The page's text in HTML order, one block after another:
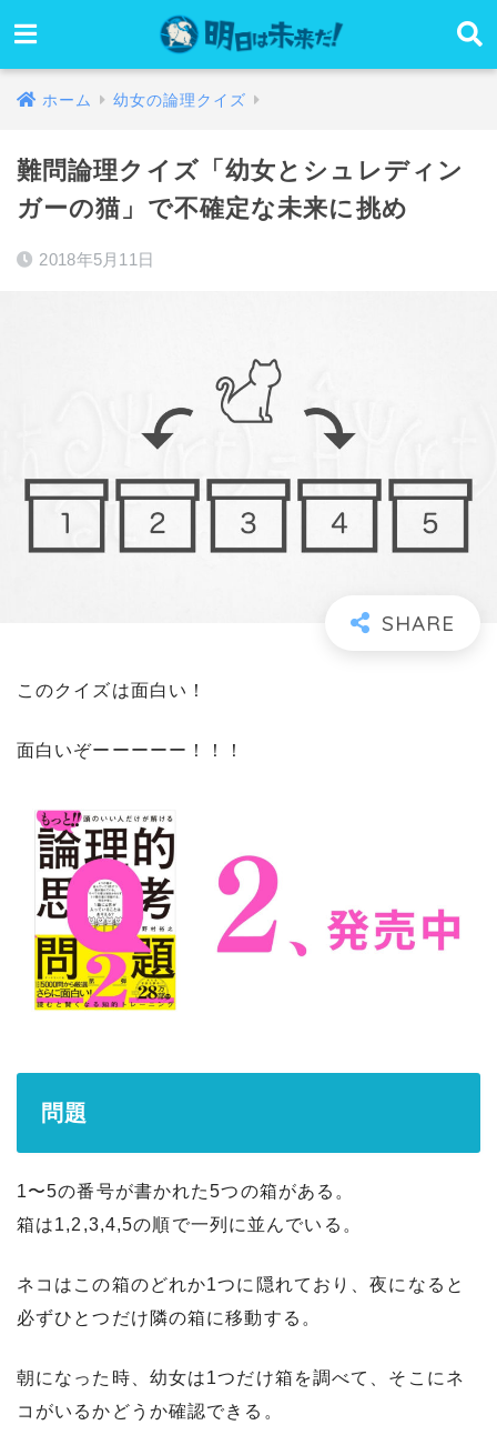
ホーム 幼女の論理クイズ
難問論理クイズ「幼女とシュレディン
ガーの猫」で不確定な未来に挑め
2018年5月11日
このクイズは面白い！
面白いぞーーーーー！！！
問題
1〜5の番号が書かれた5つの箱がある。
箱は1,2,3,4,5の順で一列に並んでいる。
ネコはこの箱のどれか1つに隠れており、夜になると
必ずひとつだけ隣の箱に移動する。
朝になった時、幼女は1つだけ箱を調べて、そこにネ
コがいるかどうか確認できる。